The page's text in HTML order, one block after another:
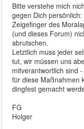
Bitte verstehe mich
gegen Dich
Zeigefinger des
(und dieses Forum)
abrutschen.
Letztlich muss jeder
tut, wir müssen uns
mitverantwortlich sind
für diese Maßnahmen
dingfest gemacht
FG
Holger